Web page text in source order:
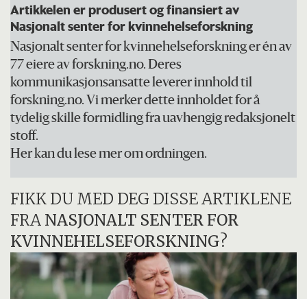
Artikkelen er produsert og finansiert av
Nasjonalt senter for kvinnehelseforskning
Nasjonalt senter for kvinnehelseforskning er én av
77 eiere av forskning.no. Deres
kommunikasjonsansatte leverer innhold til
forskning.no. Vi merker dette innholdet for å
tydelig skille formidling fra uavhengig redaksjonelt
stoff.
Her kan du lese mer om ordningen.
FIKK DU MED DEG DISSE ARTIKLENE
FRA NASJONALT SENTER FOR
KVINNEHELSEFORSKNING?